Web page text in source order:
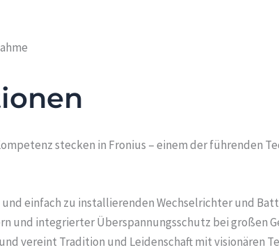
stecken in Fronius – einem der führenden
einfach zu installierenden Wechselrichter und
und integrierter Überspannungsschutz bei großen
vereint Tradition und Leidenschaft mit visionären